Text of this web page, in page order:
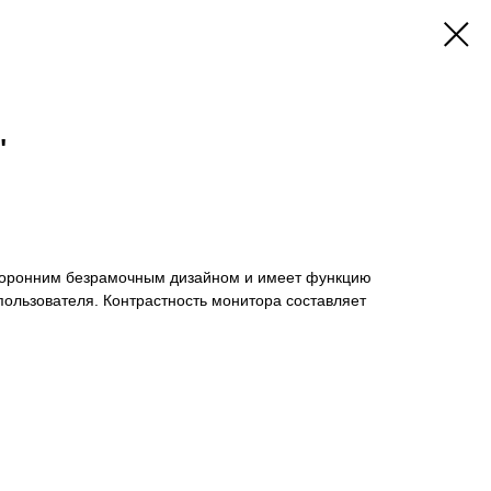
безрамочным дизайном и имеет функцию
Контрастность монитора составляет